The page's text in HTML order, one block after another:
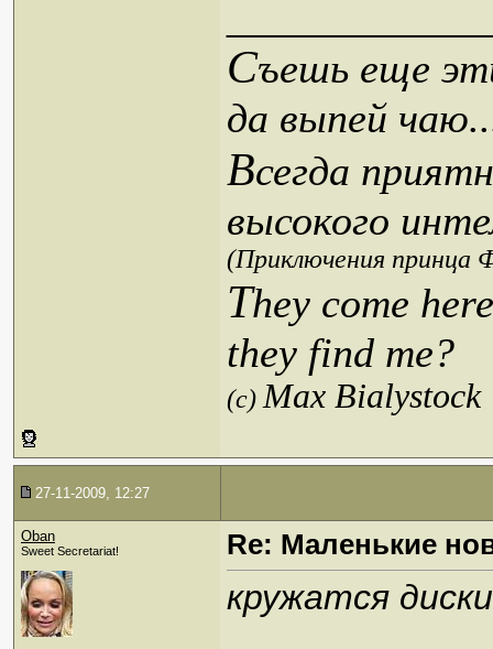
Съешь еще
да выпей
Всегда
высокого
(Приключения принца
They come
they find me?
(c)Max Bialystock
27-11-2009, 12:27
Oban
Sweet Secretariat! Re: Маленькие
кружатся